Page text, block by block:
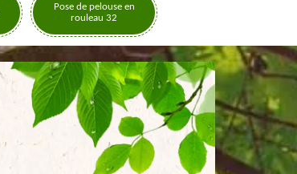
Pose de pelouse en
rouleau 32